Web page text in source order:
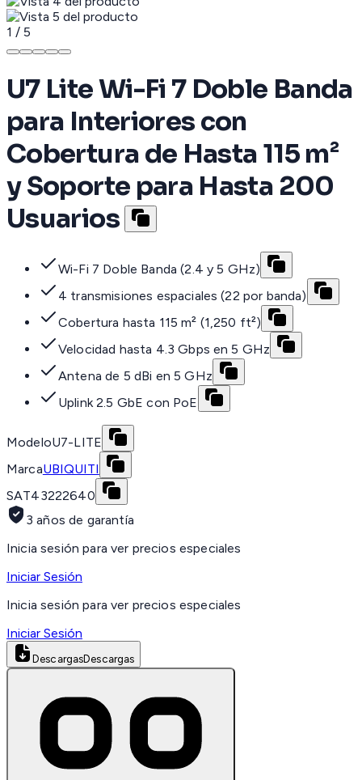
1 / 5
U7 Lite Wi-Fi 7 Doble Banda
para Interiores con
Cobertura de Hasta 115 m²
y Soporte para Hasta 200
Usuarios
Wi-Fi 7 Doble Banda (2.4 y 5 GHz)
4 transmisiones espaciales (22 por banda)
Cobertura hasta 115 m² (1,250 ft²)
Velocidad hasta 4.3 Gbps en 5 GHz
Antena de 5 dBi en 5 GHz
Uplink 2.5 GbE con PoE
ModeloU7-LITE
MarcaUBIQUITI
SAT43222640
3 años de garantía
Inicia sesión para ver precios especiales
Iniciar Sesión
Inicia sesión para ver precios especiales
Iniciar Sesión
DescargasDescargas